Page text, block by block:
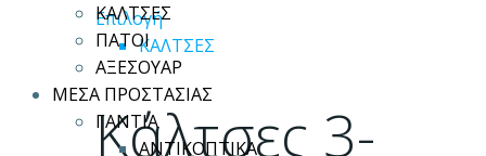
ΚΑΛΤΣΕΣ
ΠΑΤΟΙ
ΑΞΕΣΟΥΑΡ
ΜΕΣΑ ΠΡΟΣΤΑΣΙΑΣ
ΓΑΝΤΙΑ
ΑΝΤΙΚΟΠΤΙΚΑ
ΕπιλογήΑυτό
το
προϊόν
έχει
πολλαπλές
ΚΑΛΤΣΕΣ
Κάλτσες 3-